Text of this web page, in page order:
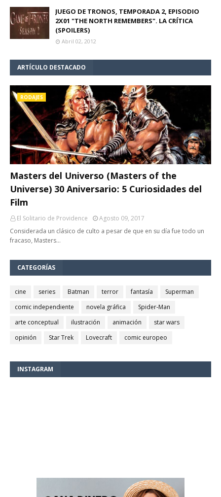
JUEGO DE TRONOS, TEMPORADA 2, EPISODIO
2X01 "THE NORTH REMEMBERS". LA CRÍTICA
(SPOILERS)
Abril 02, 2012
ARTÍCULO DESTACADO
RODAJES
Masters del Universo (Masters of the
Universe) 30 Aniversario: 5 Curiosidades del
Film
El Solitario de Providence
Agosto 09, 2017
Considerada un clásico de culto a pesar de que en su día fue todo un
fracaso, Masters…
CATEGORÍAS
cine series Batman terror fantasía
Superman
comic independiente
novela gráfica
Spider-Man
arte conceptual
ilustración animación
star wars
opinión
Star Trek Lovecraft comic europeo
INSTAGRAM